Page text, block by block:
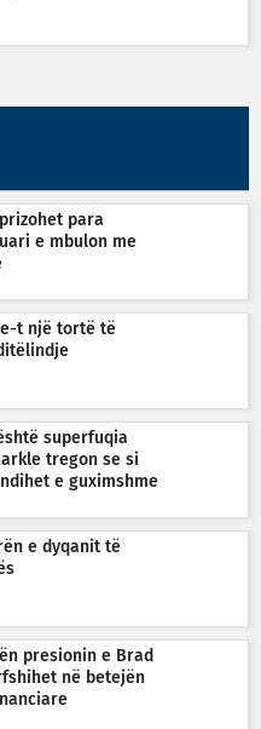
para
e mbulon me
t një tortë të
superfuqia
tregon se si
e guximshme
e dyqanit të
presionin e Brad
në betejën